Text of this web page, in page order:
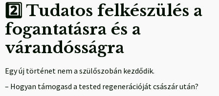
2️⃣ Tudatos felkészülés a
fogantatásra és a
várandósságra
Egy új történet nem a szülőszobán kezdődik.
– Hogyan támogasd a tested regenerációját császár után?